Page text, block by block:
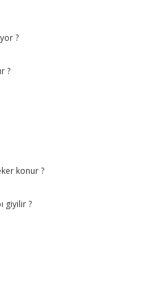
?
?
konur ?
giyilir ?